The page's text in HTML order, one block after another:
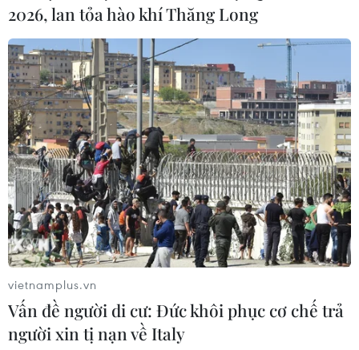
2026, lan tỏa hào khí Thăng Long
vietnamplus.vn
Vấn đề người di cư: Đức khôi phục cơ chế trả
người xin tị nạn về Italy